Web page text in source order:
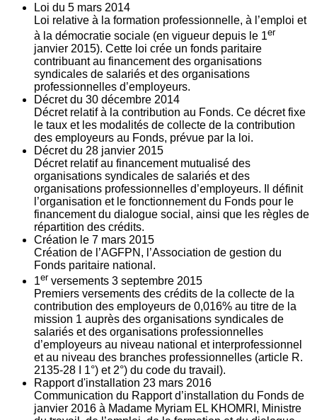
Loi du 5 mars 2014
Loi relative à la formation professionnelle, à l’emploi et
à la démocratie sociale (en vigueur depuis le 1er
janvier 2015). Cette loi crée un fonds paritaire
contribuant au financement des organisations
syndicales de salariés et des organisations
professionnelles d’employeurs.
Décret du 30 décembre 2014
Décret relatif à la contribution au Fonds. Ce décret fixe
le taux et les modalités de collecte de la contribution
des employeurs au Fonds, prévue par la loi.
Décret du 28 janvier 2015
Décret relatif au financement mutualisé des
organisations syndicales de salariés et des
organisations professionnelles d’employeurs. Il définit
l’organisation et le fonctionnement du Fonds pour le
financement du dialogue social, ainsi que les règles de
répartition des crédits.
Création le 7 mars 2015
Création de l’AGFPN, l’Association de gestion du
Fonds paritaire national.
1er versements 3 septembre 2015
Premiers versements des crédits de la collecte de la
contribution des employeurs de 0,016% au titre de la
mission 1 auprès des organisations syndicales de
salariés et des organisations professionnelles
d’employeurs au niveau national et interprofessionnel
et au niveau des branches professionnelles (article R.
2135‐28 I 1°) et 2°) du code du travail).
Rapport d'installation 23 mars 2016
Communication du Rapport d’installation du Fonds de
janvier 2016 à Madame Myriam EL KHOMRI, Ministre